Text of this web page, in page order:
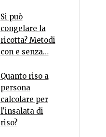
Si può
congelare la
ricotta? Metodi
con e senza…
Quanto riso a
persona
calcolare per
l'insalata di
riso?